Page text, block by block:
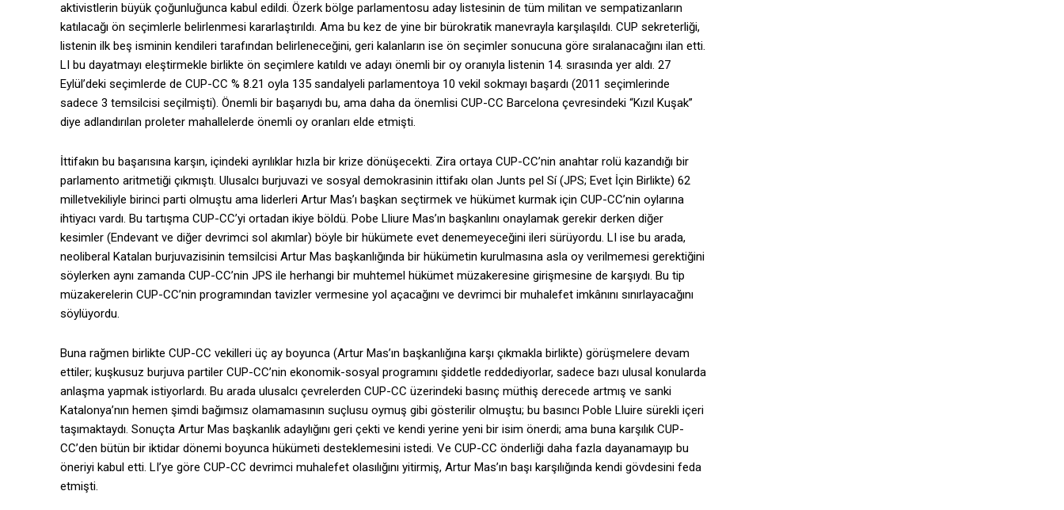
aktivistlerin büyük çoğunluğunca kabul edildi. Özerk bölge parlamentosu aday listesinin de tüm militan ve sempatizanların
katılacağı ön seçimlerle belirlenmesi kararlaştırıldı. Ama bu kez de yine bir bürokratik manevrayla karşılaşıldı. CUP sekreterliği,
listenin ilk beş isminin kendileri tarafından belirleneceğini, geri kalanların ise ön seçimler sonucuna göre sıralanacağını ilan etti.
LI bu dayatmayı eleştirmekle birlikte ön seçimlere katıldı ve adayı önemli bir oy oranıyla listenin 14. sırasında yer aldı. 27
Eylül’deki seçimlerde de CUP-CC % 8.21 oyla 135 sandalyeli parlamentoya 10 vekil sokmayı başardı (2011 seçimlerinde
sadece 3 temsilcisi seçilmişti). Önemli bir başarıydı bu, ama daha da önemlisi CUP-CC Barcelona çevresindeki “Kızıl Kuşak”
diye adlandırılan proleter mahallelerde önemli oy oranları elde etmişti.
İttifakın bu başarısına karşın, içindeki ayrılıklar hızla bir krize dönüşecekti. Zira ortaya CUP-CC’nin anahtar rolü kazandığı bir
parlamento aritmetiği çıkmıştı. Ulusalcı burjuvazi ve sosyal demokrasinin ittifakı olan Junts pel Sí (JPS; Evet İçin Birlikte) 62
milletvekiliyle birinci parti olmuştu ama liderleri Artur Mas’ı başkan seçtirmek ve hükümet kurmak için CUP-CC’nin oylarına
ihtiyacı vardı. Bu tartışma CUP-CC’yi ortadan ikiye böldü. Pobe Lliure Mas’ın başkanlını onaylamak gerekir derken diğer
kesimler (Endevant ve diğer devrimci sol akımlar) böyle bir hükümete evet denemeyeceğini ileri sürüyordu. LI ise bu arada,
neoliberal Katalan burjuvazisinin temsilcisi Artur Mas başkanlığında bir hükümetin kurulmasına asla oy verilmemesi gerektiğini
söylerken aynı zamanda CUP-CC’nin JPS ile herhangi bir muhtemel hükümet müzakeresine girişmesine de karşıydı. Bu tip
müzakerelerin CUP-CC’nin programından tavizler vermesine yol açacağını ve devrimci bir muhalefet imkânını sınırlayacağını
söylüyordu.
Buna rağmen birlikte CUP-CC vekilleri üç ay boyunca (Artur Mas’ın başkanlığına karşı çıkmakla birlikte) görüşmelere devam
ettiler; kuşkusuz burjuva partiler CUP-CC’nin ekonomik-sosyal programını şiddetle reddediyorlar, sadece bazı ulusal konularda
anlaşma yapmak istiyorlardı. Bu arada ulusalcı çevrelerden CUP-CC üzerindeki basınç müthiş derecede artmış ve sanki
Katalonya’nın hemen şimdi bağımsız olamamasının suçlusu oymuş gibi gösterilir olmuştu; bu basıncı Poble Lluire sürekli içeri
taşımaktaydı. Sonuçta Artur Mas başkanlık adaylığını geri çekti ve kendi yerine yeni bir isim önerdi; ama buna karşılık CUP-
CC’den bütün bir iktidar dönemi boyunca hükümeti desteklemesini istedi. Ve CUP-CC önderliği daha fazla dayanamayıp bu
öneriyi kabul etti. LI’ye göre CUP-CC devrimci muhalefet olasılığını yitirmiş, Artur Mas’ın başı karşılığında kendi gövdesini feda
etmişti.